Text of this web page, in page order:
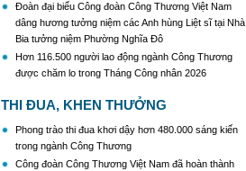
Triển khai thực hiện Chỉ thị số 25/CT-TTg của Thủ
tướng Chính phủ về tăng cường công tác phòng,
chống buôn lậu, vận chuyển, sản xuất, mua bán,
tàng trữ, sử dụng trái phép thuốc lá trong tình hình
mới
Định hướng công tác tuyên truyền miệng tháng
7/2026
Kế hoạch tổ chức các hoạt động "Tháng nghe đoàn
viên, người lao động nói"
Đoàn đại biểu Công đoàn Công Thương Việt Nam
dâng hương tưởng niệm các Anh hùng Liệt sĩ tại Nhà
Bia tưởng niệm Phường Nghĩa Đô
Hơn 116.500 người lao động ngành Công Thương
được chăm lo trong Tháng Công nhân 2026
THI ĐUA, KHEN THƯỞNG
Phong trào thi đua khơi dậy hơn 480.000 sáng kiến
trong ngành Công Thương
Công đoàn Công Thương Việt Nam đã hoàn thành